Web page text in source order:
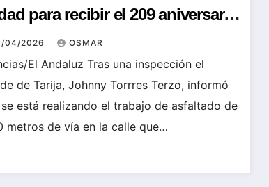
para recibir el 209 aniversario
batalla de La Tablada
04/2026 OSMAR
El Andaluz Tras una inspección el
de Tarija, Johnny Torrres Terzo, informó
está realizando el trabajo de asfaltado de
metros de vía en la calle que…